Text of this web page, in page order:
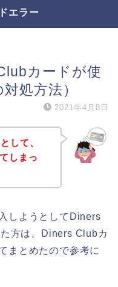
エラー
カードが使
処方法）
2021年4月8日
して、
しまっ
しようとしてDiners
方は、Diners Clubカ
まとめたので参考に